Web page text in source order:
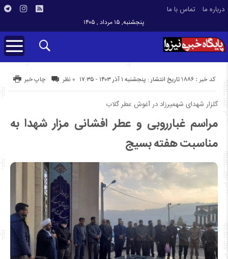
درباره ما تماس با ما
پنجشنبه, ۱۵ مرداد , ۱۴۰۵
تاریخ انتشار : پنجشنبه ۱ آذر ۱۴۰۳ - ۱۷:۳۵ کد خبر : 1886 چاپ خبر ۰ نظر
گلزار شهدای شهمیرزاد در آغوش عطر گلاب
مراسم غبارروبی و عطر افشانی مزار شهدا به
مناسبت هفته بسیج